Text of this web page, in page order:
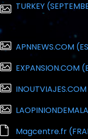
TURKEY
APNNEWS.COM
EXPANSION.COM
Magcentre.fr